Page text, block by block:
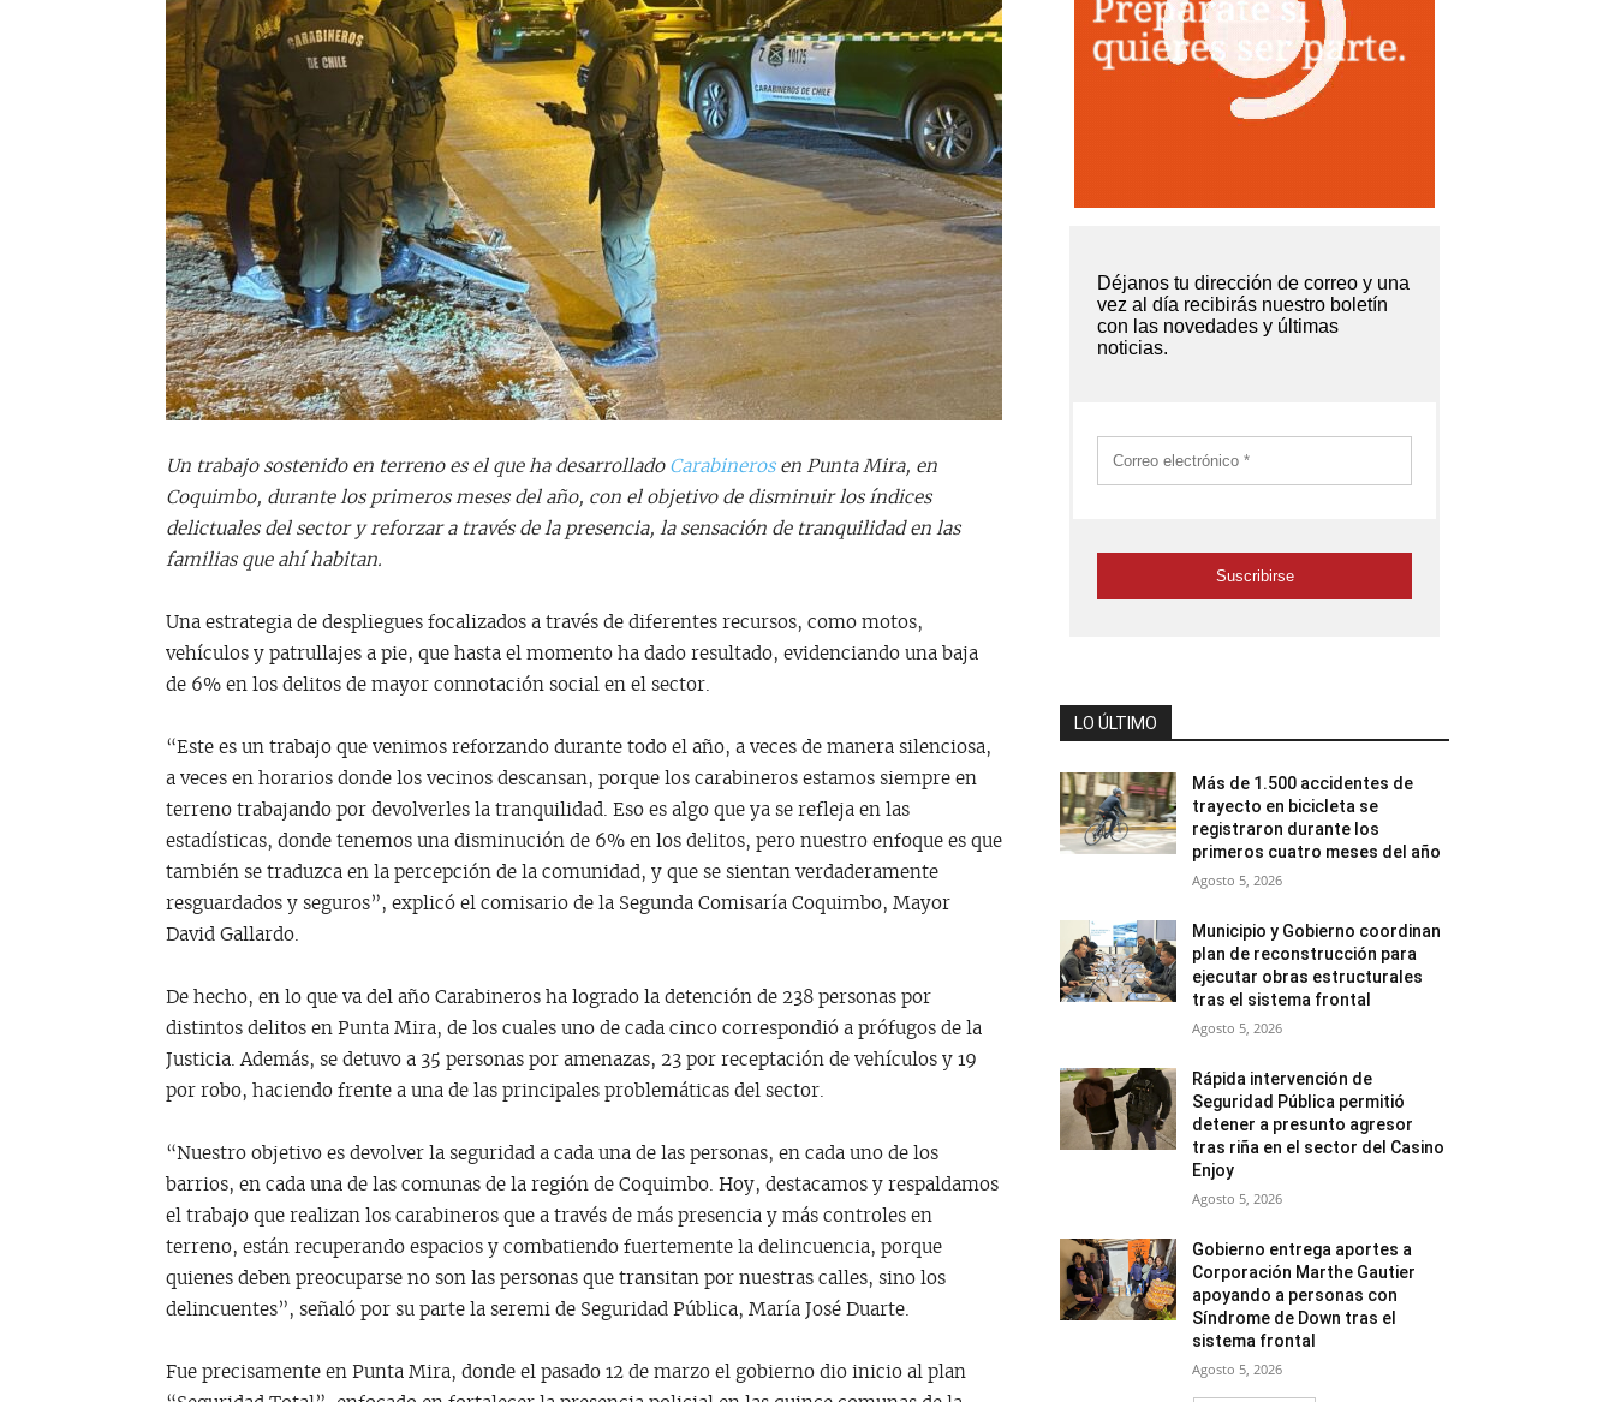
Un trabajo sostenido en terreno es el que ha desarrollado Carabinerosen Punta Mira, en
Coquimbo, durante los primeros meses del año, con el objetivo de disminuir los índices
delictuales del sector y reforzar a través de la presencia, la sensación de tranquilidad en las
familias que ahí habitan.
Una estrategia de despliegues focalizados a través de diferentes recursos, como motos,
vehículos y patrullajes a pie, que hasta el momento ha dado resultado, evidenciando una baja
de 6% en los delitos de mayor connotación social en el sector.
“Este es un trabajo que venimos reforzando durante todo el año, a veces de manera silenciosa,
a veces en horarios donde los vecinos descansan, porque los carabineros estamos siempre en
terreno trabajando por devolverles la tranquilidad. Eso es algo que ya se refleja en las
estadísticas, donde tenemos una disminución de 6% en los delitos, pero nuestro enfoque es que
también se traduzca en la percepción de la comunidad, y que se sientan verdaderamente
resguardados y seguros”, explicó el comisario de la Segunda Comisaría Coquimbo, Mayor
David Gallardo.
De hecho, en lo que va del año Carabineros ha logrado la detención de 238 personas por
distintos delitos en Punta Mira, de los cuales uno de cada cinco correspondió a prófugos de la
Justicia. Además, se detuvo a 35 personas por amenazas, 23 por receptación de vehículos y 19
por robo, haciendo frente a una de las principales problemáticas del sector.
“Nuestro objetivo es devolver la seguridad a cada una de las personas, en cada uno de los
barrios, en cada una de las comunas de la región de Coquimbo. Hoy, destacamos y respaldamos
el trabajo que realizan los carabineros que a través de más presencia y más controles en
terreno, están recuperando espacios y combatiendo fuertemente la delincuencia, porque
quienes deben preocuparse no son las personas que transitan por nuestras calles, sino los
delincuentes”, señaló por su parte la seremi de Seguridad Pública, María José Duarte.
Fue precisamente en Punta Mira, donde el pasado 12 de marzo el gobierno dio inicio al plan
LO ÚLTIMO
Más de 1.500 accidentes de
trayecto en bicicleta se
registraron durante los
primeros cuatro meses del año
Agosto 5, 2026
Municipio y Gobierno coordinan
plan de reconstrucción para
ejecutar obras estructurales
tras el sistema frontal
Agosto 5, 2026
Rápida intervención de
Seguridad Pública permitió
detener a presunto agresor
tras riña en el sector del Casino
Enjoy
Agosto 5, 2026
Gobierno entrega aportes a
Corporación Marthe Gautier
apoyando a personas con
Síndrome de Down tras el
sistema frontal
Agosto 5, 2026